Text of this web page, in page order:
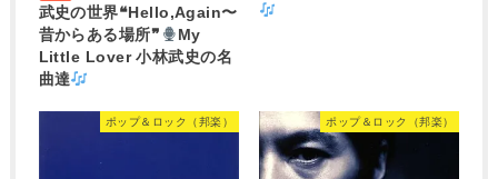
武史の世界❝Hello,Again〜
昔からある場所❞
My
Little Lover 小林武史の名
曲達
ポップ＆ロック（邦楽） ポップ＆ロック（邦楽）